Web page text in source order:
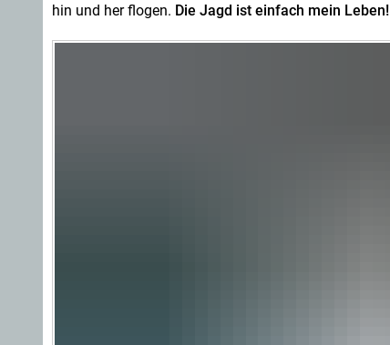
hin und her flogen. Die Jagd ist einfach mein Leben!